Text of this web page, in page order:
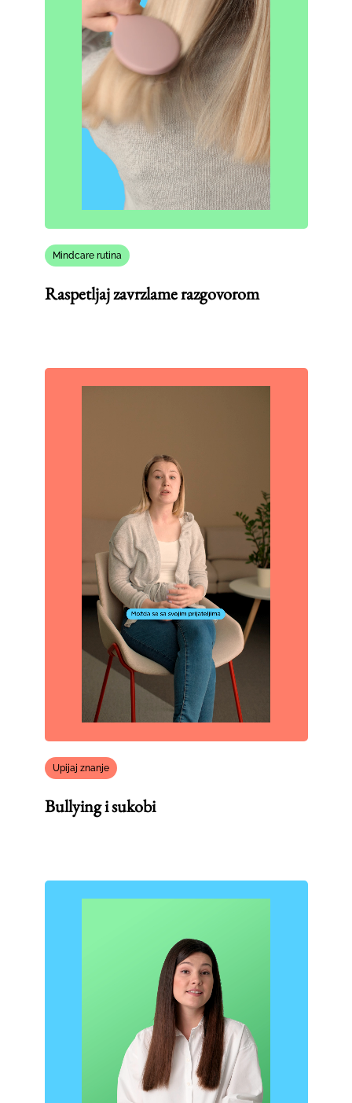
Mindcare rutina
Raspetljaj zavrzlame razgovorom
Upijaj znanje
Bullying i sukobi